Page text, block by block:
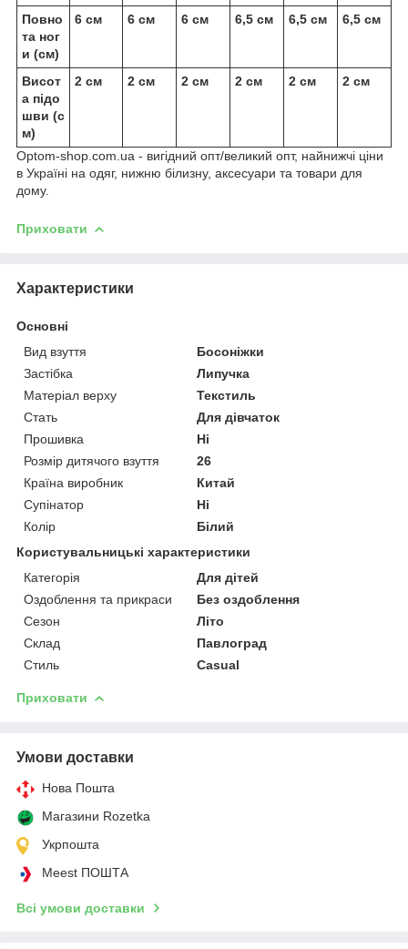
Повно
та ног
и (см)
6 см 6 см 6 см 6,5 см 6,5 см 6,5 см
Висот
а підо
шви (с
м)
2 см 2 см 2 см 2 см 2 см 2 см
Optom-shop.com.ua - вигідний опт/великий опт, найнижчі ціни
в Україні на одяг, нижню білизну, аксесуари та товари для
дому.
Приховати
Характеристики
Основні
Вид взуття
Босоніжки
Застібка
Липучка
Матеріал верху
Текстиль
Стать
Для дівчаток
Прошивка
Ні
Розмір дитячого взуття
26
Країна виробник
Китай
Супінатор
Ні
Колір
Білий
Користувальницькі характеристики
Категорія
Для дітей
Оздоблення та прикраси
Без оздоблення
Сезон
Літо
Склад
Павлоград
Стиль
Casual
Приховати
Умови доставки
Нова Пошта
Магазини Rozetka
Укрпошта
Meest ПОШТА
Всі умови доставки